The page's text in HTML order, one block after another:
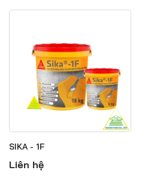
SIKA - 1F
Liên hệ